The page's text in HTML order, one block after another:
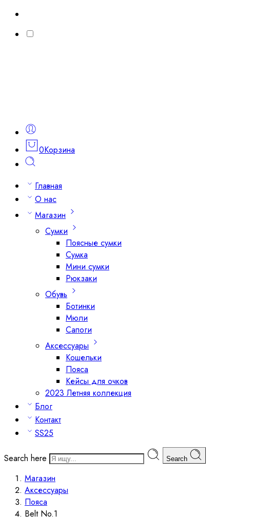
0Корзина
Главная
О нас
Магазин
Сумки
Поясные сумки
Сумка
Мини сумки
Рюкзаки
Обувь
Ботинки
Мюли
Сапоги
Аксессуары
Кошельки
Пояса
Кейсы для очков
2023 Летняя коллекция
Блог
Контакт
SS25
Search here Search
Магазин
Аксессуары
Пояса
Belt No.1